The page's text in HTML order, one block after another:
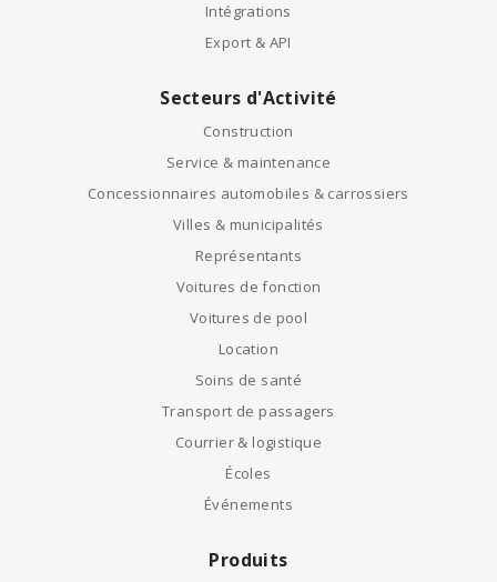
Intégrations
Export & API
Secteurs d'Activité
Construction
Service & maintenance
Concessionnaires automobiles & carrossiers
Villes & municipalités
Représentants
Voitures de fonction
Voitures de pool
Location
Soins de santé
Transport de passagers
Courrier & logistique
Écoles
Événements
Produits